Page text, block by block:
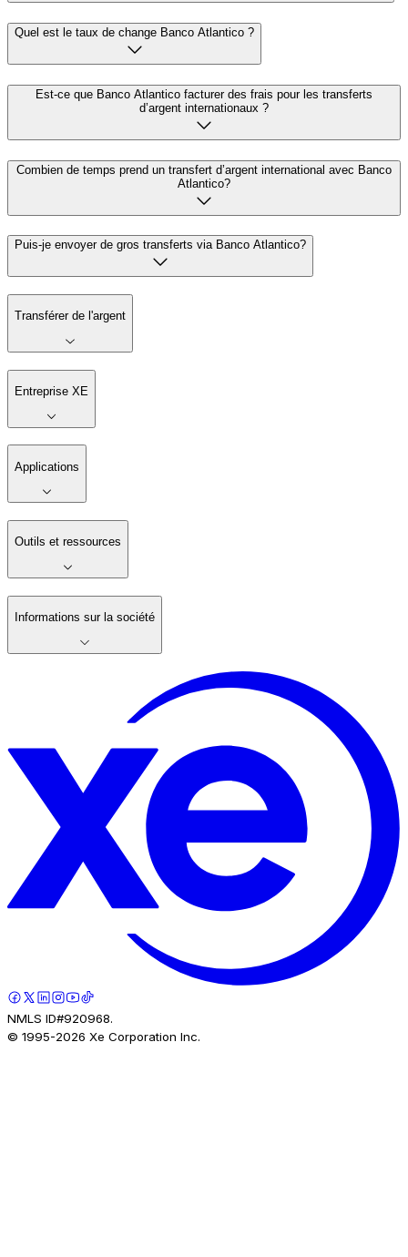
Quel est le taux de change Banco Atlantico ?
Est-ce que Banco Atlantico facturer des frais pour les transferts
d’argent internationaux ?
Combien de temps prend un transfert d’argent international avec Banco
Atlantico?
Puis-je envoyer de gros transferts via Banco Atlantico?
Transférer de l'argent
Entreprise XE
Applications
Outils et ressources
Informations sur la société
NMLS ID#920968.
© 1995-2026 Xe Corporation Inc.